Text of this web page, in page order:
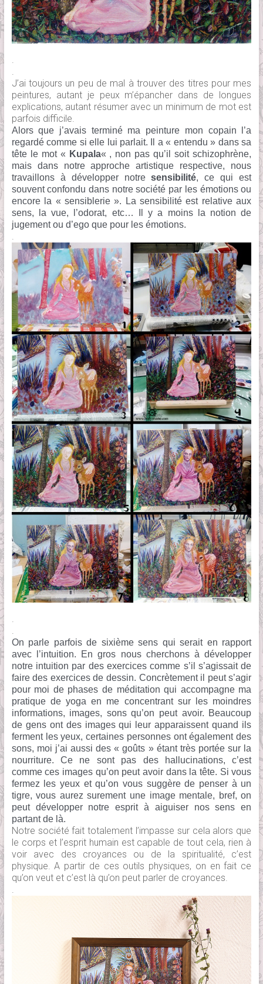
.
.
J’ai toujours un peu de mal à trouver des titres pour mes
peintures, autant je peux m’épancher dans de longues
explications, autant résumer avec un minimum de mot est
parfois difficile.
Alors que j’avais terminé ma peinture mon copain l’a
regardé comme si elle lui parlait. Il a « entendu » dans sa
tête le mot « Kupala« , non pas qu’il soit schizophrène,
mais dans notre approche artistique respective, nous
travaillons à développer notresensibilité, ce qui est
souvent confondu dans notre société par les émotions ou
encore la « sensiblerie ». La sensibilité est relative aux
sens, la vue, l’odorat, etc… Il y a moins la notion de
jugement ou d’ego que pour les émotions.
.
.
.
On parle parfois de sixième sens qui serait en rapport
avec l’intuition. En gros nous cherchons à développer
notre intuition par des exercices comme s’il s’agissait de
faire des exercices de dessin. Concrètement il peut s’agir
pour moi de phases de méditation qui accompagne ma
pratique de yoga en me concentrant sur les moindres
informations, images, sons qu’on peut avoir. Beaucoup
de gens ont des images qui leur apparaissent quand ils
ferment les yeux, certaines personnes ont également des
sons, moi j’ai aussi des « goûts » étant très portée sur la
nourriture. Ce ne sont pas des hallucinations, c’est
comme ces images qu’on peut avoir dans la tête. Si vous
fermez les yeux et qu’on vous suggère de penser à un
tigre, vous aurez surement une image mentale, bref, on
peut développer notre esprit à aiguiser nos sens en
partant de là.
Notre société fait totalement l’impasse sur cela alors que
le corps et l’esprit humain est capable de tout cela, rien à
voir avec des croyances ou de la spiritualité, c’est
physique. A partir de ces outils physiques, on en fait ce
qu’on veut et c’est là qu’on peut parler de croyances.
.